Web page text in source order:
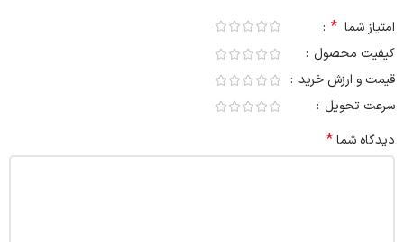
امتیاز شما *
کیفیت محصول
قیمت و ارزش خرید
سرعت تحویل
دیدگاه شما*